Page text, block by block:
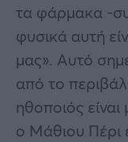
τα φάρμακα -
φυσικά αυτή
μας». Αυτό
από το
ηθοποιός
ο Μάθιου Πέρι